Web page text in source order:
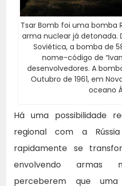
Tsar Bomb foi uma bomba
arma nuclear já detonada.
Soviética, a bomba de
nome-código de
desenvolvedores. A
Outubro de 1961, em
oceano
Há uma possibilidade
regional com a
rapidamente se
envolvendo armas
perceberem que